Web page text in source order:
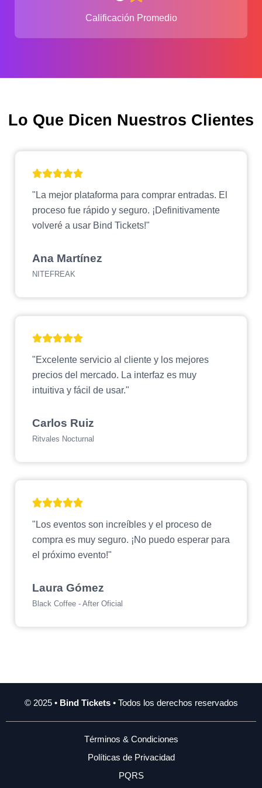
Calificación Promedio
Lo Que Dicen Nuestros Clientes
"La mejor plataforma para comprar entradas. El
proceso fue rápido y seguro. ¡Definitivamente
volveré a usar Bind Tickets!"
Ana Martínez
NITEFREAK
"Excelente servicio al cliente y los mejores
precios del mercado. La interfaz es muy
intuitiva y fácil de usar."
Carlos Ruiz
Ritvales Nocturnal
"Los eventos son increíbles y el proceso de
compra es muy seguro. ¡No puedo esperar para
el próximo evento!"
Laura Gómez
Black Coffee - After Oficial
© 2025 • Bind Tickets• Todos los derechos reservados
Términos & Condiciones
Políticas de Privacidad
PQRS